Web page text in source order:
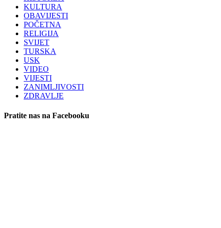
KULTURA
OBAVIJESTI
POČETNA
RELIGIJA
SVIJET
TURSKA
USK
VIDEO
VIJESTI
ZANIMLJIVOSTI
ZDRAVLJE
Pratite nas na Facebooku